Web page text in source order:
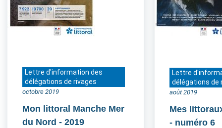
Lettre d'information des
délégations de rivages
octobre 2019
Mon littoral Manche Mer
du Nord - 2019
Lettre
délégations de
août 2019
Mes
- numéro 6